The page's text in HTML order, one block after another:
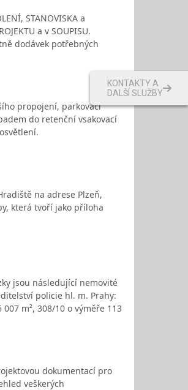
STANOVISKA a
a v SOUPISU.
dodávek potřebných
propojení, parkovací
do retenční vsakovací
na adrese Plzeň,
která tvoří jako příloha
jsou následující nemovité
policie hl. m. Prahy:
m², 308/10 o výměře 113
dokumentací pro
veškerých
KONTAKTY A
DALŠÍ SLUŽBY